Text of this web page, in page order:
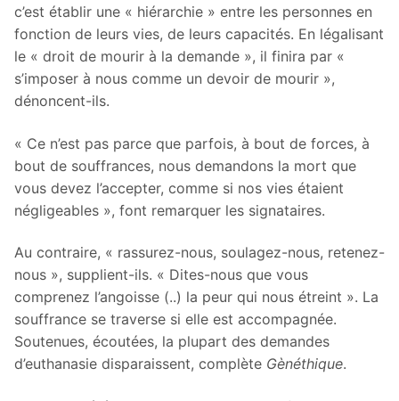
c’est établir une « hiérarchie » entre les personnes en
fonction de leurs vies, de leurs capacités. En légalisant
le « droit de mourir à la demande », il finira par «
s’imposer à nous comme un devoir de mourir »,
dénoncent-ils.
« Ce n’est pas parce que parfois, à bout de forces, à
bout de souffrances, nous demandons la mort que
vous devez l’accepter, comme si nos vies étaient
négligeables », font remarquer les signataires.
Au contraire, « rassurez-nous, soulagez-nous, retenez-
nous », supplient-ils. « Dites-nous que vous
comprenez l’angoisse (..) la peur qui nous étreint ». La
souffrance se traverse si elle est accompagnée.
Soutenues, écoutées, la plupart des demandes
d’euthanasie disparaissent, complète Gènéthique.